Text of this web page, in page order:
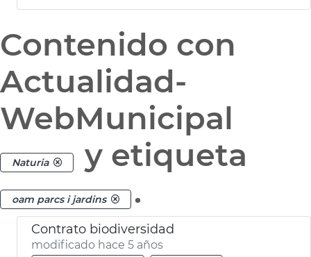
Contenido con
Actualidad-
WebMunicipal
Naturia y etiqueta
oam parcs i jardins .
Contrato biodiversidad
modificado hace 5 años